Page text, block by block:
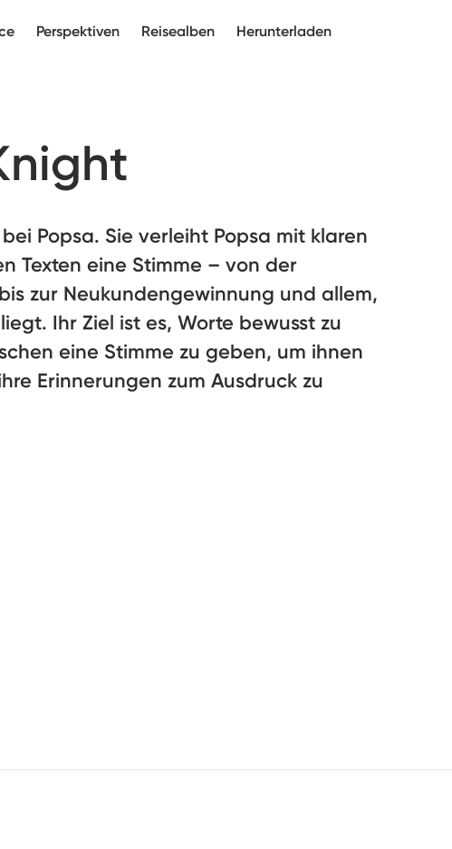
Perspektiven Reisealben Herunterladen
Popsa. Sie verleiht Popsa mit klaren
Texten eine Stimme – von der
zur Neukundengewinnung und allem,
Ihr Ziel ist es, Worte bewusst zu
eine Stimme zu geben, um ihnen
Erinnerungen zum Ausdruck zu